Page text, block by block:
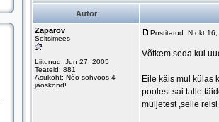
Autor
Zaparov
Seltsimees
Liitunud: Jun 27, 2005
Teateid: 881
Asukoht: Nõo sohvoos 4
jaoskond!
Postitatud: N okt
Võtkem seda kui
Eile käis mul külas
poolest sai talle
muljetest ,selle